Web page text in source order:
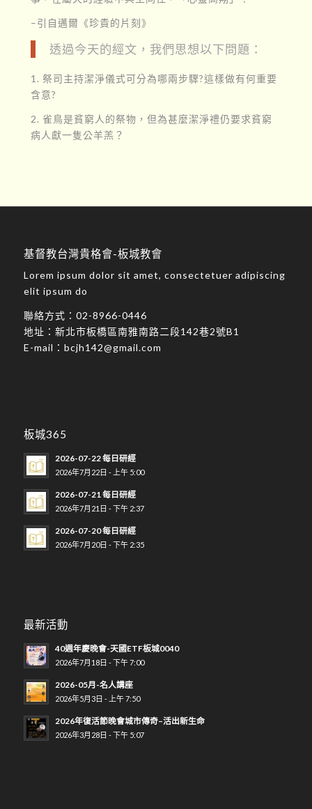
–引自邁爾《珍貴的片刻》
透過今天的經文，我們思想以下問題：
1. 祭司主持潔淨儀式可分為哪兩步驟?這樣做有何重要
含意?
2. 雀鳥是貧窮人的祭物，但為甚麼潔淨禮仍要求貧窮
病人獻一隻公羊羔？
基督教台灣貴格會-板城教會
Lorem ipsum dolor sit amet, consectetuer adipiscing
elit ipsum do
聯絡方式： 02-8966-0446
地址： 新北市板橋區南雅南路二段142巷2號B1
E-mail： bcjh142@gmail.com
板城365
2026-07-22 每日研經
2026年7月22日 - 上午 5:00
2026-07-21 每日研經
2026年7月21日 - 下午 2:37
2026-07-20 每日研經
2026年7月20日 - 下午 2:35
最新活動
40週年慶晚會-天國ETF板城0040
2026年7月18日 - 下午 7:00
2026-05月-名人講座
2026年5月3日 - 上午 7:50
2026年復活節晚會城市傳奇–活出新生命
2026年3月28日 - 下午 5:07